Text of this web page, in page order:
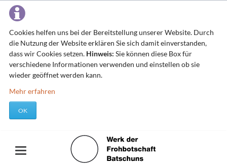
Cookies helfen uns bei der Bereitstellung unserer Website. Durch
die Nutzung der Website erklären Sie sich damit einverstanden,
dass wir Cookies setzen. Hinweis: Sie können diese Box für
verschiedene Informationen verwenden und einstellen ob sie
wieder geöffnet werden kann.
Mehr erfahren
OK